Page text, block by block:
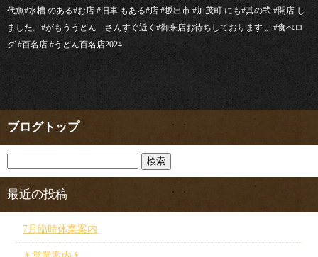
代魚#水槽 のある#お店 #旧車 もある#店 #坂出市 #加茂町 にも#其の弐 #開店 し
ました。#がもううどん さんすぐ近く#御来店お待ちしております 。#食べロ
グ #百名店 #うどん百名店2024
ブログトップ
最近の投稿
7月臨時休業案内